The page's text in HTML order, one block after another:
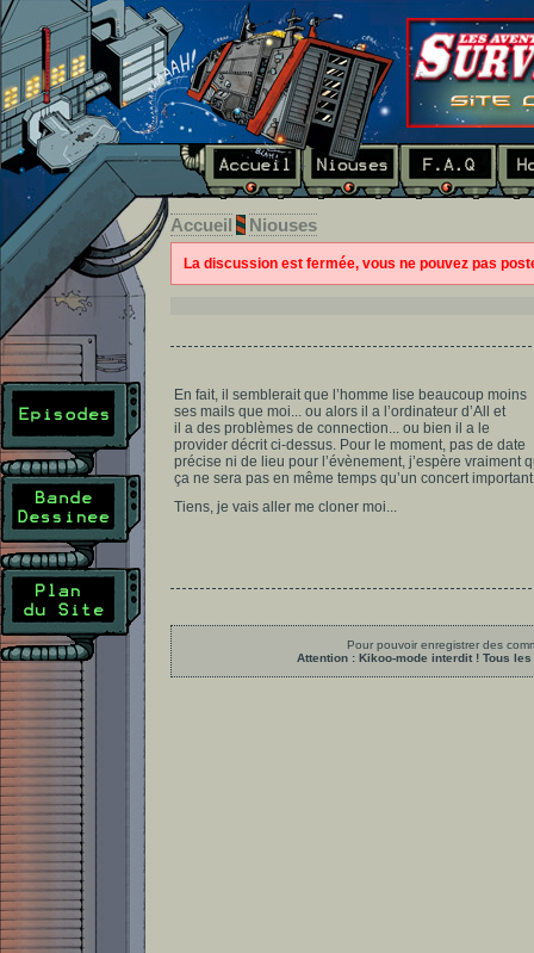
Accueil Niouses
La discussion est fermée, vous ne pouvez pas
En fait, il semblerait que l’homme lise beaucoup moins
ses mails que moi... ou alors il a l’ordinateur d’All et
il a des problèmes de connection... ou bien il a le
provider décrit ci-dessus. Pour le moment, pas de date
précise ni de lieu pour l’évènement, j’espère vraiment
ça ne sera pas en même temps qu’un concert
Tiens, je vais aller me cloner moi...
Pour pouvoir enregistrer des
Attention : Kikoo-mode interdit ! Tous